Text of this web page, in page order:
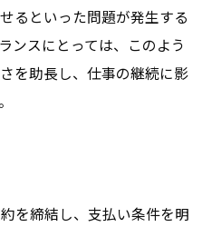
るといった問題が発生する
ンスにとっては、このよう
を助長し、仕事の継続に影
を締結し、支払い条件を明